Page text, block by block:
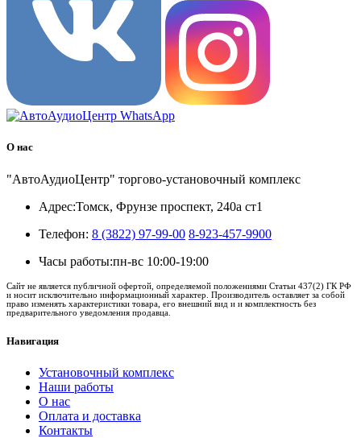
О нас
"АвтоАудиоЦентр" торгово-установочный комплекс
Адрес:Томск, Фрунзе проспект, 240а ст1
Телефон: 8 (3822) 97-99-00 8-923-457-9900
Часы работы:пн-вс 10:00-19:00
Сайт не является публичной офертой, определяемой положениями Статьи 437(2) ГК РФ
и носит исключительно информационный характер. Производитель оставляет за собой
право изменять характеристики товара, его внешний вид и и комплектность без
предварительного уведомления продавца.
Навигация
Установочный комплекс
Наши работы
О нас
Оплата и доставка
Контакты